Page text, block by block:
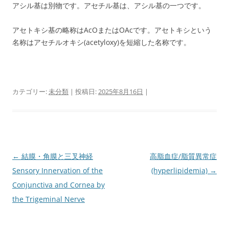
アシル基は別物です。アセチル基は、アシル基の一つです。
アセトキシ基の略称はAcOまたはOAcです。アセトキシという
名称はアセチルオキシ(acetyloxy)を短縮した名称です。
カテゴリー:未分類 | 投稿日:2025年8月16日 |
投
稿
ナ
ビ
← 結膜・角膜と三叉神経
Sensory Innervation of the
Conjunctiva and Cornea by
the Trigeminal Nerve
高脂血症/脂質異常症
(hyperlipidemia) →